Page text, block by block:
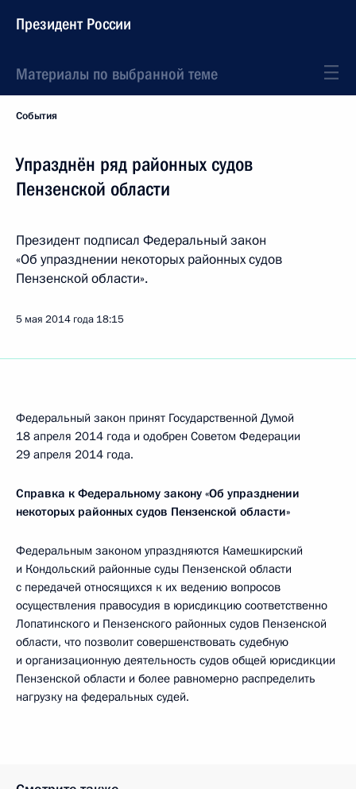
Президент России
Материалы по выбранной теме
События
Упразднён ряд районных судов
Пензенской области
Президент подписал Федеральный закон
«Об упразднении некоторых районных судов
Пензенской области».
5 мая 2014 года 18:15
Федеральный закон принят Государственной Думой
18 апреля 2014 года и одобрен Советом Федерации
29 апреля 2014 года.
Справка к Федеральному закону «Об упразднении
некоторых районных судов Пензенской области»
Федеральным законом упраздняются Камешкирский
и Кондольский районные суды Пензенской области
с передачей относящихся к их ведению вопросов
осуществления правосудия в юрисдикцию соответственно
Лопатинского и Пензенского районных судов Пензенской
области, что позволит совершенствовать судебную
и организационную деятельность судов общей юрисдикции
Пензенской области и более равномерно распределить
нагрузку на федеральных судей.